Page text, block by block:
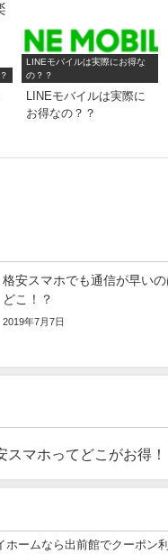
LINEモバイルは実際にお得な
の？？
LINEモバイルは実際に
お得なの？？
格安スマホでも通信が早い
どこ！？
2019年7月7日
スマホってどこがお得
ホームなら出前館でクーポン